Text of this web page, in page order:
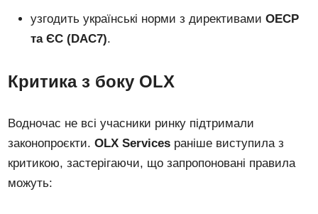
узгодить українські норми з директивамиОЕСР
та ЄС (DAC7).
Критика з боку OLX
Водночас не всі учасники ринку підтримали
законопроєкти.OLX Services раніше виступила з
критикою, застерігаючи, що запропоновані правила
можуть: